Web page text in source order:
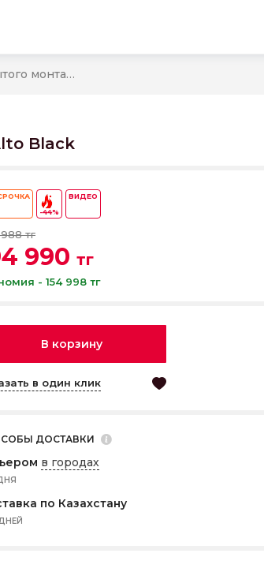
Душевая система скрытого монтажа Minotti Alto Black
Black
-44%
ВИДЕО
тг
990 тг
- 154 998 тг
В корзину
в один клик
ДОСТАВКИ
в городах
по Казахстану